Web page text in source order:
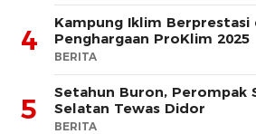
4
Kampung Iklim Berprestasi
Penghargaan ProKlim 2025
BERITA
5
Setahun Buron, Perompak
Selatan Tewas Didor
BERITA